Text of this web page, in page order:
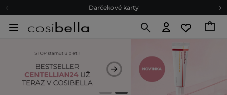
Ekologické balenie
Odmeňovací program
Ekologické balenie